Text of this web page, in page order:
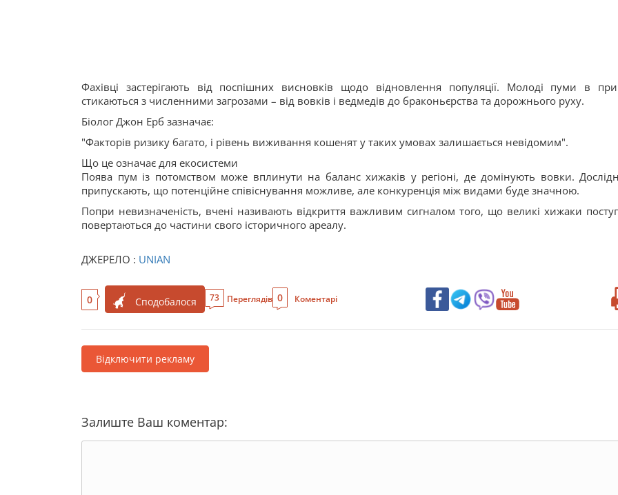
Фахівці застерігають від поспішних висновків щодо відновлення популяції. Молоді пуми в
стикаються з численними загрозами – від вовків і ведмедів до браконьєрства та дорожнього руху.
Біолог Джон Ерб зазначає:
"Факторів ризику багато, і рівень виживання кошенят у таких умовах залишається невідомим".
Що це означає для екосистеми
Поява пум із потомством може вплинути на баланс хижаків у регіоні, де домінують вовки.
припускають, що потенційне співіснування можливе, але конкуренція між видами буде значною.
Попри невизначеність, вчені називають відкриття важливим сигналом того, що великі хижаки
повертаються до частини свого історичного ареалу.
ДЖЕРЕЛО : UNIAN
0 Сподобалося 73 Переглядів 0 Коментарі
Відключити рекламу
Залиште Ваш коментар: